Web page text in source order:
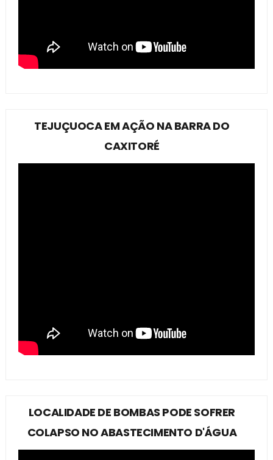
TEJUÇUOCA EM AÇÃO NA BARRA DO
CAXITORÉ
LOCALIDADE DE BOMBAS PODE SOFRER
COLAPSO NO ABASTECIMENTO D'ÁGUA